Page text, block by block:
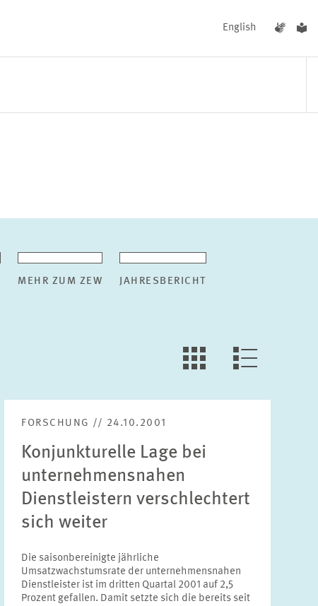
English
MEHR ZUM ZEW JAHRESBERICHT
LLL:LIST.OPEN.FILTER
LLL:LIST.VIEW
FORSCHUNG // 24.10.2001
Konjunkturelle Lage bei
unternehmensnahen
Dienstleistern verschlechtert
sich weiter
Die saisonbereinigte jährliche
Umsatzwachstumsrate der unternehmensnahen
Dienstleister ist im dritten Quartal 2001 auf 2,5
Prozent gefallen. Damit setzte sich die bereits seit